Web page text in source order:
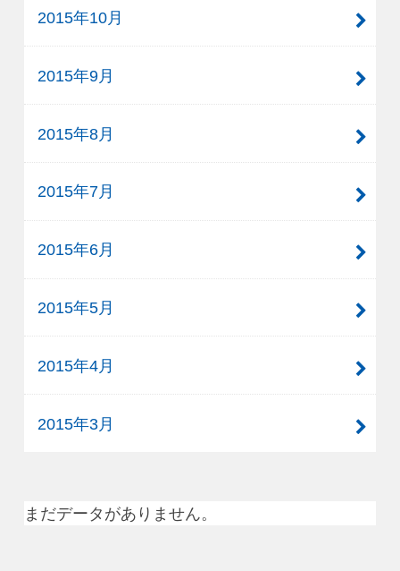
2015年10月
2015年9月
2015年8月
2015年7月
2015年6月
2015年5月
2015年4月
2015年3月
まだデータがありません。